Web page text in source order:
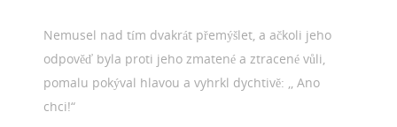
Nemusel nad tím dvakrát přemýšlet, a ačkoli jeho
odpověď byla proti jeho zmatené a ztracené vůli,
pomalu pokýval hlavou a vyhrkl dychtivě: ,, Ano
chci!“